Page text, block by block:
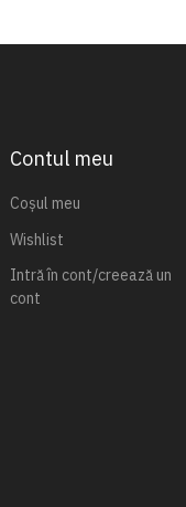
Contul meu
Coșul meu
Wishlist
Intră în cont/creează un
cont